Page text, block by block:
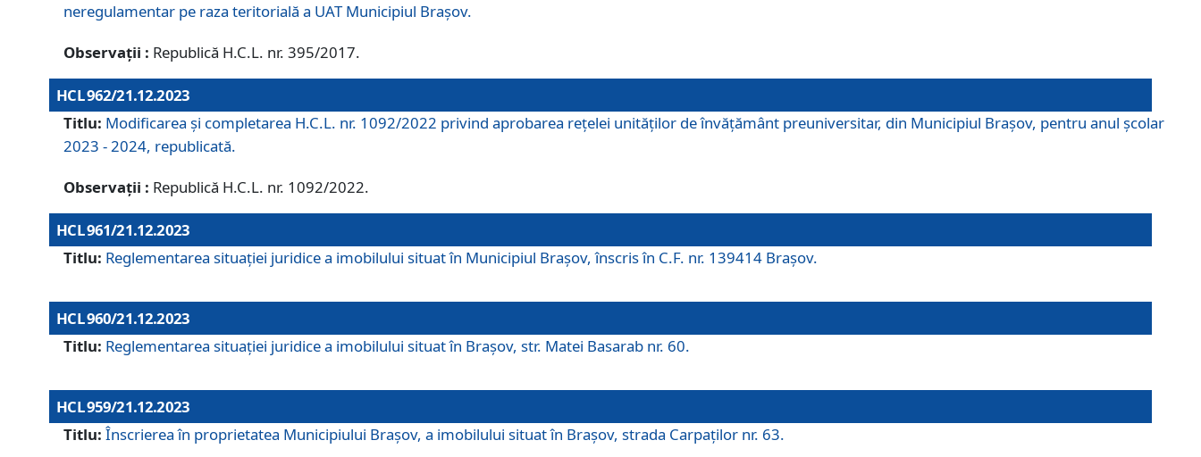
neregulamentar pe raza teritorială a UAT Municipiul Braşov.
Observații : Republică H.C.L. nr. 395/2017.
HCL 962/21.12.2023
Titlu: Modificarea și completarea H.C.L. nr. 1092/2022 privind aprobarea rețelei unităților de învăţământ preuniversitar, din Municipiul Braşov, pentru anul școlar
2023 - 2024, republicată.
Observații : Republică H.C.L. nr. 1092/2022.
HCL 961/21.12.2023
Titlu: Reglementarea situației juridice a imobilului situat în Municipiul Brașov, înscris în C.F. nr. 139414 Brașov.
HCL 960/21.12.2023
Titlu: Reglementarea situației juridice a imobilului situat în Brașov, str. Matei Basarab nr. 60.
HCL 959/21.12.2023
Titlu: Înscrierea în proprietatea Municipiului Brașov, a imobilului situat în Brașov, strada Carpaților nr. 63.